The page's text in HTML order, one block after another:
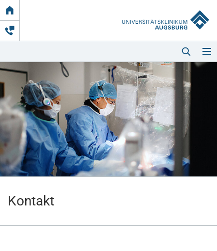
Link
zur
Startseite
Startseite
Kliniken & Einrichtungen
Kontakt